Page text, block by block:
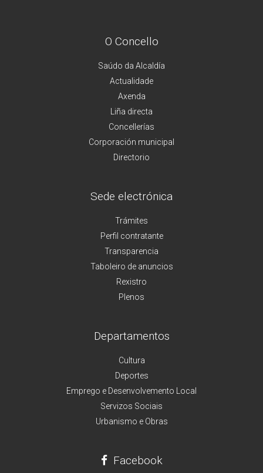
O Concello
Saúdo da Alcaldía
Actualidade
Axenda
Liña directa
Concellerías
Corporación municipal
Directorio
Sede electrónica
Trámites
Perfil contratante
Transparencia
Taboleiro de anuncios
Rexistro
Plenos
Departamentos
Cultura
Deportes
Emprego e Desenvolvemento Local
Servizos Sociais
Urbanismo e Obras
Facebook